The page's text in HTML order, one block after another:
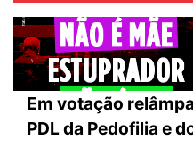
Em votação
PDL da Pedofilia e